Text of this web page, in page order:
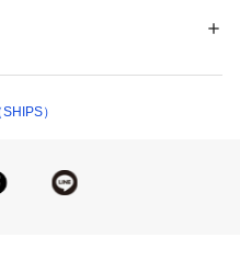
トレンド感とアクセントを
）